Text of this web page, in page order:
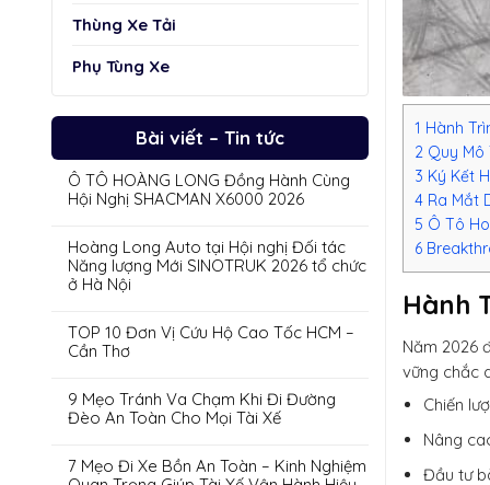
Thùng Xe Tải
Phụ Tùng Xe
Bài viết – Tin tức
Ô TÔ HOÀNG LONG Đồng Hành Cùng
Hội Nghị SHACMAN X6000 2026
Hoàng Long Auto tại Hội nghị Đối tác
Năng lượng Mới SINOTRUK 2026 tổ chức
ở Hà Nội
TOP 10 Đơn Vị Cứu Hộ Cao Tốc HCM –
Cần Thơ
9 Mẹo Tránh Va Chạm Khi Đi Đường
Đèo An Toàn Cho Mọi Tài Xế
7 Mẹo Đi Xe Bồn An Toàn – Kinh Nghiệm
1 Hành
2 Quy Mô
3 Ký Kết
4 Ra Mắt
5 Ô Tô
6
Hành
Năm 2026
vững chắc
Chiến
Nâng
Đầu tư